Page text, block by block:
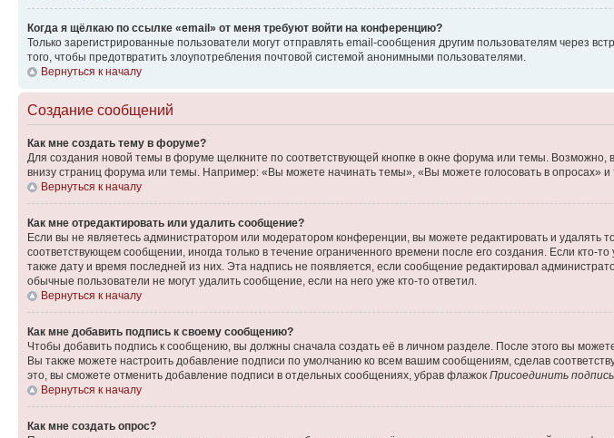
Когда я щёлкаю по ссылке «email» от меня требуют войти на конференцию?
Только зарегистрированные пользователи могут отправлять email-сообщения другим пользователям через
того, чтобы предотвратить злоупотребления почтовой системой анонимными пользователями.
Вернуться к началу
Создание сообщений
Как мне создать тему в форуме?
Для создания новой темы в форуме щелкните по соответствующей кнопке в окне форума или темы.
внизу страниц форума или темы. Например: «Вы можете начинать темы», «Вы можете голосовать в опросах» и
Вернуться к началу
Как мне отредактировать или удалить сообщение?
Если вы не являетесь администратором или модератором конференции, вы можете редактировать и удалять
соответствующем сообщении, иногда только в течение ограниченного времени после его создания. Если
также дату и время последней из них. Эта надпись не появляется, если сообщение редактировал
обычные пользователи не могут удалить сообщение, если на него уже кто-то ответил.
Вернуться к началу
Как мне добавить подпись к своему сообщению?
Чтобы добавить подпись к сообщению, вы должны сначала создать её в личном разделе. После этого вы
Вы также можете настроить добавление подписи по умолчанию ко всем вашим сообщениям, сделав
это, вы сможете отменить добавление подписи в отдельных сообщениях, убрав флажок Присоединить подпись
Вернуться к началу
Как мне создать опрос?